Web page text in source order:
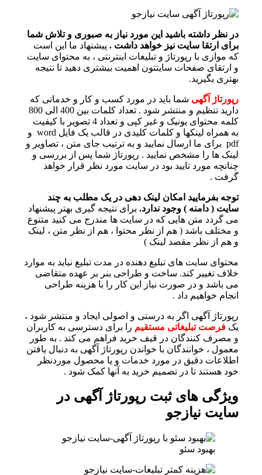
در نظر داشته باشید این مورد نیاز به صبوری و تلاش شما
برای ارتقا سایت نیز خواهد داشت . پیشنهاد ما این است
که موازی با رپورتاژ و تبلیغات اینترنتی ، به محتوای سایت
و ارتقای صفحات سایتتون اهمیت بیشتری دهید تا نتیجه
بهتری بگیرید.
رپورتاژ آگهی شما باید در مورد کسب و کار و خدماتی که
دارید تنظیم و منتشر شود . تعداد کلمات بین 400 الی 800
کلمه محتوای یونیک و غیر کپی و تعداد 4 تصویر با کیفیت
به همراه لینکها و کلمات کلیدی در قالب یک فایل word و
pdf برای ما ارسال نمایید و به ترتیب جای متن ، تصاویر و
لینک ها را مشخص نمایید . رپورتاژ شما پس از بررسی و
چنانچه مورد تایید بود در سایت مورد نظر قرار خواهد
گرفت .
توجه بفرمایید امکان لینک دهی در یک مطلب به چند
سایت ( دامنه ) وجود ندارد. برای نتیجه گیری بهتر پیشنهاد
می گردد متن هایی که در سایت ها مندرج می کنید متنوع
و مختلف باشد ( هم از نظر محتوا ، هم از نظر متن ، لینک
و هم از نظر مقصد لینک )
محتوای سایت های تبلیغ دهنده در مدت تبلیغ نباید به موارد
خلاف تغییر کند. ساخت و طراحی بنر بر عهده متقاضی
می باشد و در صورت نیاز این کار را با هزینه طراحی
انجام خواهیم داد .
رپورتاژ آگهی اگر به درستی و اصولی ایجاد و منتشر شود ،
یک فرصت تبلیغاتی مستقیم را برای دسترسی به کاربران
و مصرف کنندگان در قیف خرید فراهم می کند . به طور
معمول ، خوانندگان با خواندن رپورتاژ آگهی به دنبال یافتن
اطلاعات دقیق در مورد خدمات و یا محصول موردنظر
خود هستند تا در تصمیم خرید به آنها کمک شود .
ویژگی های ثبت رپورتاژ آگهی در
سایت نیازجو
بهبود سئو